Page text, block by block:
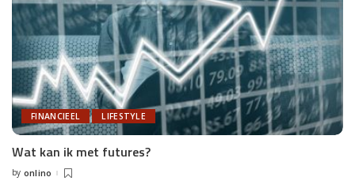
FINANCIEEL LIFESTYLE
Wat kan ik met futures?
Posted
by onlino